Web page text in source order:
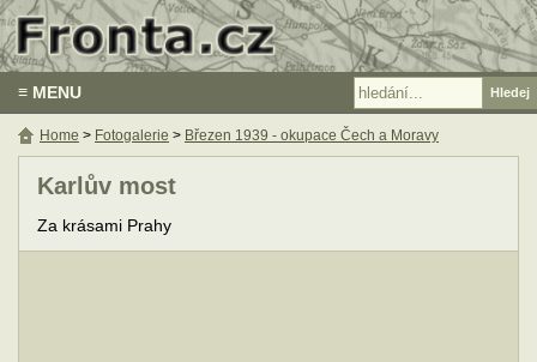
≡ MENU
Karlův most
Za krásami Prahy
Home > Fotogalerie > Březen 1939 - okupace Čech a Moravy